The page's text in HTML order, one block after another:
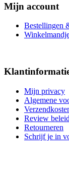
Mijn account
Bestellingen
Mijn privacy
Algemene
Review beleid
Retourneren
Schrijf je in